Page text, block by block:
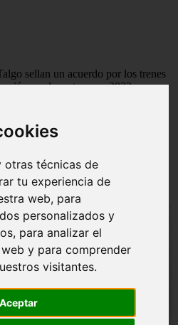
otras técnicas de
tu experiencia de
web, para
personalizados y
para analizar el
y para comprender
visitantes.
Aceptar
sellan un acuerdo por los trenes
por los retrasos a 2032
un acuerdo por los
el pago de la
a 2032